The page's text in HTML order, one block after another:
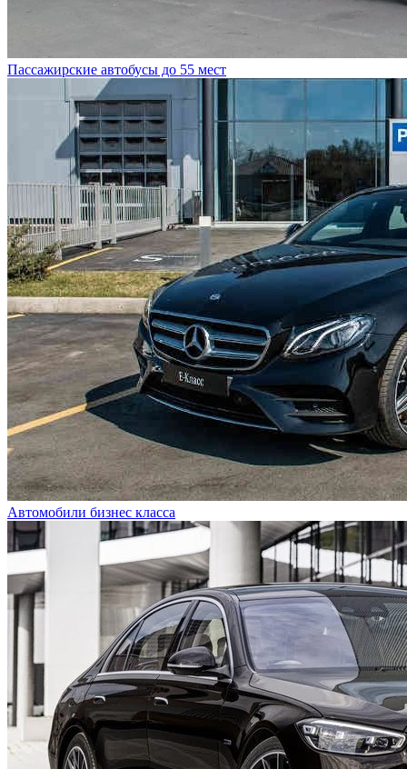
Пассажирские автобусы до 55 мест
Автомобили бизнес класса